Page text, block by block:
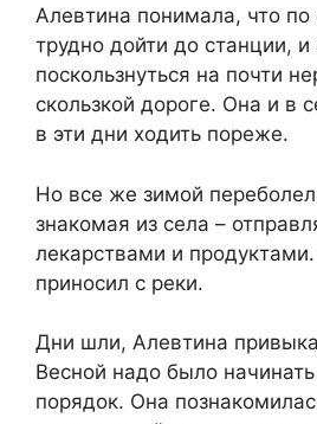
Алевтина понимала, что по
трудно дойти до станции, и
поскользнуться на почти
скользкой дороге. Она и в
в эти дни ходить пореже.
Но все же зимой
знакомая из села –
лекарствами и
приносил с реки.
Дни шли, Алевтина
Весной надо было
порядок. Она